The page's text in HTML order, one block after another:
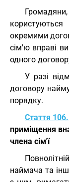
окремими
сім'ю вправі
одного
У разі
договору
порядку.
Стаття 106.
приміщення
члена сім'ї
наймача та